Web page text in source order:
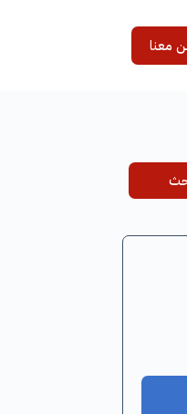
معنا